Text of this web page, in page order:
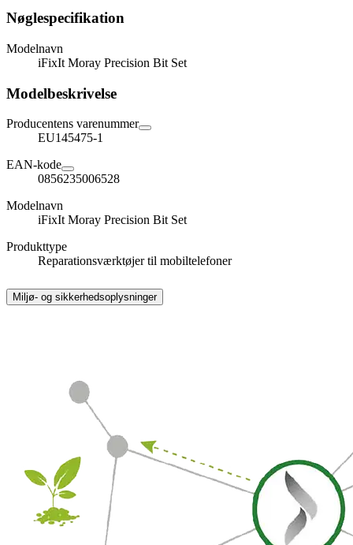
Nøglespecifikation
Modelnavn
iFixIt Moray Precision Bit Set
Modelbeskrivelse
Producentens varenummer
EU145475-1
EAN-kode
0856235006528
Modelnavn
iFixIt Moray Precision Bit Set
Produkttype
Reparationsværktøjer til mobiltelefoner
Miljø- og sikkerhedsoplysninger